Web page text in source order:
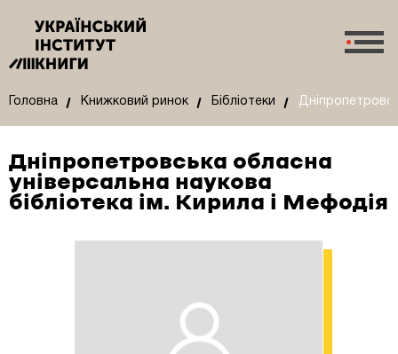
Головна Книжковий ринок Бібліотеки
Дніпропетровська обласна
універсальна наукова
бібліотека ім. Кирила і Мефодія